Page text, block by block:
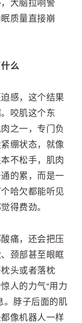
大脑拉响警
质量直接崩
么
感，这个结果
咬肌这个东
之一，专门负
绷状态，就像
不松手，肌肉
的累，而是一
哈欠都能听见
得费劲。
痛，还会把压
颈部甚至眼眶
头或者落枕
人的力气“用力
。脖子后面的肌
像机器人一样